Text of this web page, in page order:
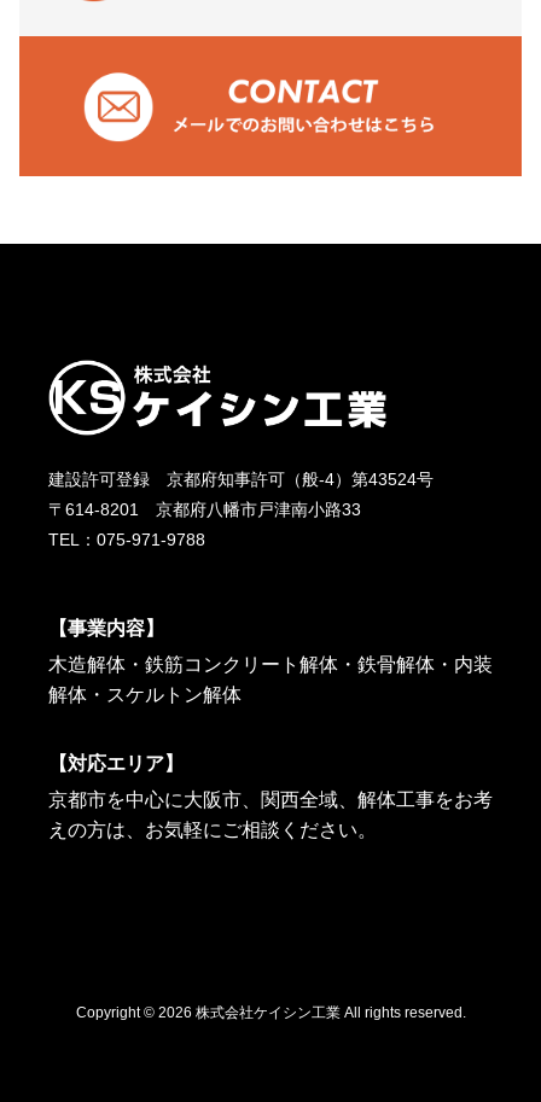
建設許可登録 京都府知事許可（般-4）第43524号
〒614-8201 京都府八幡市戸津南小路33
TEL：075-971-9788
【事業内容】
木造解体・鉄筋コンクリート解体・鉄骨解体・内装
解体・スケルトン解体
【対応エリア】
京都市を中心に大阪市、関西全域、解体工事をお考
えの方は、お気軽にご相談ください。
Copyright © 2026 株式会社ケイシン工業 All rights reserved.